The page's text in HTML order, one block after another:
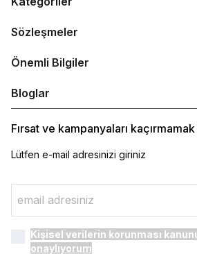
Sözleşmeler
Önemli Bilgiler
Bloglar
Fırsat ve kampanyaları
Lütfen e-mail adresinizi giriniz
Kişisel verilerin korunması
onaylıyorum